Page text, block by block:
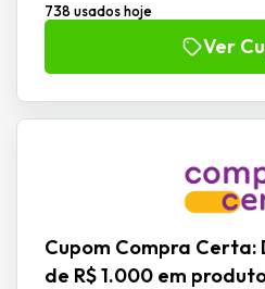
738 usados hoje
Ver
Cupom Compra Certa:
de R$ 1.000 em